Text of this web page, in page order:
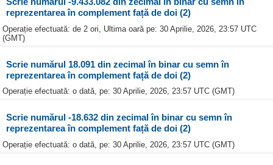
reprezentarea în complement față de doi (2)
Operație efectuată: de 2 ori, Ultima oară pe: 30 Aprilie, 2026, 23:57 UTC
(GMT)
Scrie numărul 18.091 din zecimal în binar cu semn în
reprezentarea în complement față de doi (2)
Operație efectuată: o dată, pe: 30 Aprilie, 2026, 23:57 UTC (GMT)
Scrie numărul -18.632 din zecimal în binar cu semn în
reprezentarea în complement față de doi (2)
Operație efectuată: o dată, pe: 30 Aprilie, 2026, 23:57 UTC (GMT)